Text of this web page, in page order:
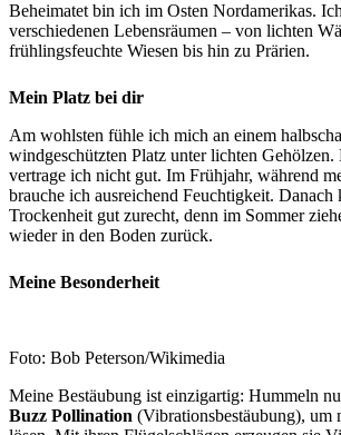
Beheimatet bin ich im Osten Nordamerikas.
verschiedenen Lebensräumen – von lichten
frühlingsfeuchte Wiesen bis hin zu Prärien.
Mein Platz bei dir
Am wohlsten fühle ich mich an einem
windgeschützten Platz unter lichten
vertrage ich nicht gut. Im Frühjahr, während
brauche ich ausreichend Feuchtigkeit. Danach
Trockenheit gut zurecht, denn im Sommer
wieder in den Boden zurück.
Meine Besonderheit
Foto: Bob Peterson/Wikimedia
Meine Bestäubung ist einzigartig: Hummeln
Buzz Pollination (Vibrationsbestäubung), um